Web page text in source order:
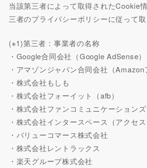
当該第三者によって取得されたCookie
三者のプライバシーポリシーに従って取
(※1)第三者：事業者の名称
・Google合同会社（Google AdSense）
・アマゾンジャパン合同会社（Amazon
・株式会社もしも
・株式会社フォーイット（afb）
・株式会社ファンコミュニケーションズ
・株式会社インタースペース（アクセス
・バリューコマース株式会社
・株式会社レントラックス
・楽天グループ株式会社